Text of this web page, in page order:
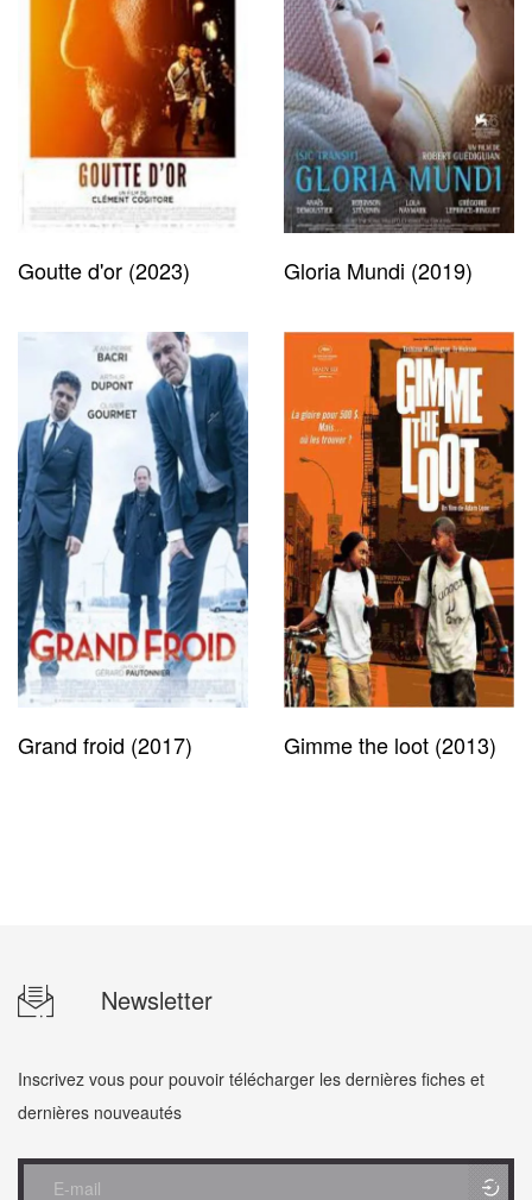
Goutte d'or (2023) Gloria Mundi (2019)
Grand froid (2017) Gimme the loot (2013)
Newsletter
Inscrivez vous pour pouvoir télécharger les dernières fiches et
dernières nouveautés